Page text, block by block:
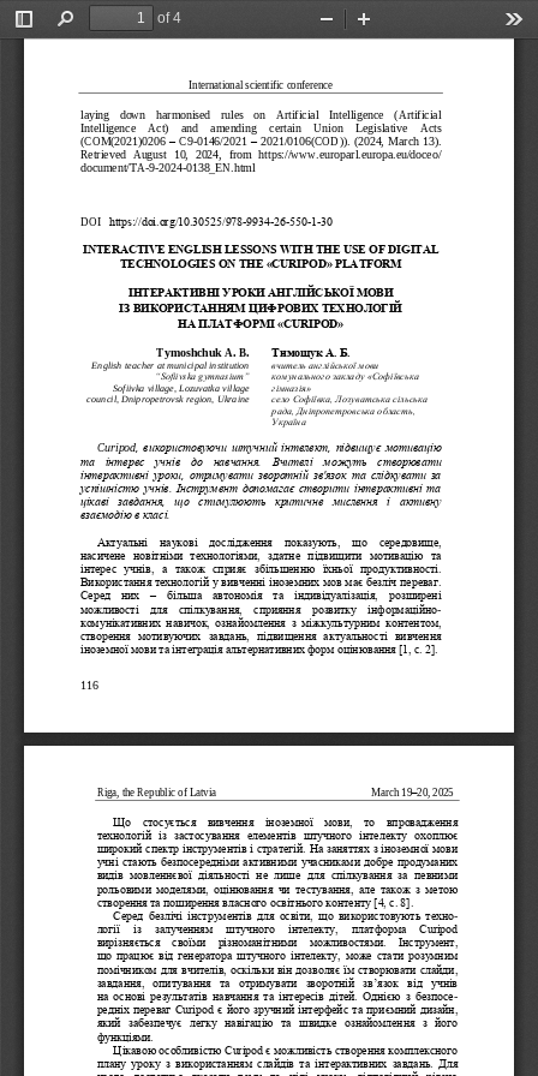
Toggle
Find
of 4
Zoom
International scientific conference
116
laying    down    harmonised    rules    on    Artificial    Intelligence    (Artificial
Intelligence    Act)    and    amending    certain    Union    Legislative    Acts
(COM(2021)0206 –
  C9
-0146/2021 –
  2021/0106(COD)).  (2024,  March  13).
Retrieved  August  10,  2024,  from  https://www.europarl.europa.eu/doceo/
document/TA-9-2024-0138_EN.html
DOI
INTERACTIVE ENGLISH LESSONS WITH THE USE OF DIGITAL
TECHNOLOGIES ON THE «CURIPOD» PLATFORM
ІНТЕРАКТИВНІ УРОКИ АНГЛІЙСЬКОЇ МОВИ
ІЗ ВИКОРИСТАННЯМ ЦИФРОВИХ ТЕХНОЛОГІЙ
НА ПЛАТФОРМІ «CURIPOD»
Tymoshchuk A. B.
English teacher at municipal institution
“Sofiivska gymnasium”
Sofiivka village, Lozuvatka village
council, Dnipropetrovsk region, Ukraine
Тимощук А. Б.
вчитель англійської мови
комунального закладу «Софіївська
гімназія»
село Софіївка, Лозуватська сільська
рада, Дніпропетровська область,
Україна
Curipod , використовуючи штучний інтелект, підвищує мотивацію
та  інтерес  учнів  до  навчання.
Вчителі  можуть  створювати
інтерактивні уроки, отримувати зворотній зв'язок та слідкувати за
успішністю учнів. Інструмент допомагає створити інтерактивні та
цікаві  завдання,  що  стимулюють  критичне  мислення  і  активну
взаємодію в класі.
Актуальні  наукові  дослідження  показують,  що  середовище,
насичене  новітніми  технологіями,  здатне  підвищити  мотивацію  та
інтерес  учнів,  а  також  сприяє  збільшенню  їхньої  продуктивності.
Використання технологій у вивченні іноземних мов має безліч переваг.
Серед  них  –
більша  автономія  та  індивідуалізація,  розширені
можливості  для  спілкування,  сприяння  розвитку  інформаційно-
комунікативних  навичок,  ознайомлення  з  міжкультурним  контентом,
створення  мотивуючих  завдань,  підвищення  актуальності  вивчення
іноземної мови та інтеграція альтернативних форм оцінювання [1, с. 2].
  https://doi.org/10.30525/978-9934-26-550-1-30
Riga, the Republic of Latvia March 19–20, 2025
Що  стосується  вивчення  іноземної  мови,  то  впровадження
технологій  із  застосування  елементів  штучного  інтелекту  охоплює
широкий спектр інструментів і стратегій. На заняттях з іноземної мови
учні стають безпосередніми активними учасниками добре продуманих
видів мовленнєвої  діяльності  не  лише  для  спілкування  за  певними
рольовими  моделями,  оцінювання  чи  тестування,  але  також  з  метою
створення та поширення власного освітнього контенту [4, с. 8].
Серед  безлічі  інструментів  для  освіти,  що  використовують  техно-
логії   із   залученням   штучного   інтелекту,   платформа   Curipod
вирізняється  своїми  різноманітними  можливостями.  Інструмент,
що працює від генератора штучного інтелекту, може стати розумним
помічником для вчителів, оскільки він дозволяє їм створювати слайди,
завдання,  опитування  та  отримувати  зворотній  зв’язок  від  учнів
на  основі  результатів  навчання  та  інтересів  дітей.  Однією  з  безпосе-
редніх переваг Curipod є його зручний інтерфейс та приємний дизайн,
який  забезпечує  легку  навігацію  та  швидке  ознайомлення  з  його
функціями.
Цікавою особливістю Curipod є можливість створення комплексного
плану  уроку  з  використанням  слайдів  та  інтерактивних  завдань.  Для